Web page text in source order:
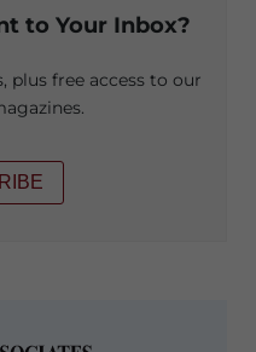
to Your Inbox?
plus free access to our